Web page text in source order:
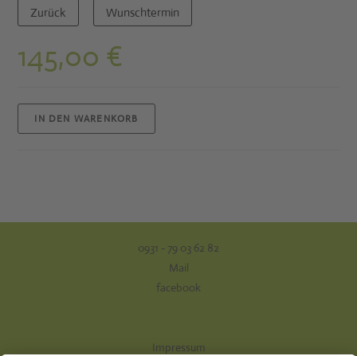
Zurück Wunschtermin
145,00 €
IN DEN WARENKORB
0931 - 79 03 62 82
Mail
facebook
Impressum